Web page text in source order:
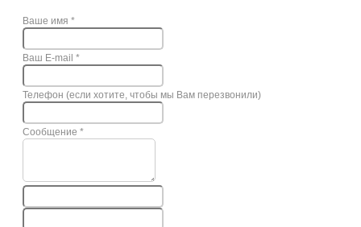
Ваше имя *
Ваш E-mail *
Телефон (если хотите, чтобы мы Вам перезвонили)
Сообщение *